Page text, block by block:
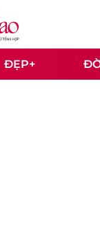
ĐẸP+